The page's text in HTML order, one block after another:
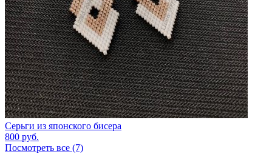
Серьги из японского бисера
800 руб.
Посмотреть все (7)